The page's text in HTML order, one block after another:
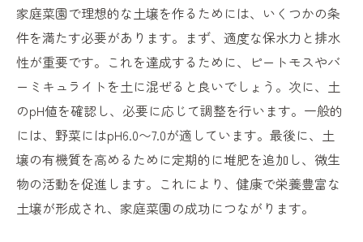
家庭菜園で理想的な土壌を作るためには、いくつかの条
件を満たす必要があります。まず、適度な保水力と排水
性が重要です。これを達成するために、ピートモスやバ
ーミキュライトを土に混ぜると良いでしょう。次に、土
のpH値を確認し、必要に応じて調整を行います。一般的
には、野菜にはpH6.0〜7.0が適しています。最後に、土
壌の有機質を高めるために定期的に堆肥を追加し、微生
物の活動を促進します。これにより、健康で栄養豊富な
土壌が形成され、家庭菜園の成功につながります。